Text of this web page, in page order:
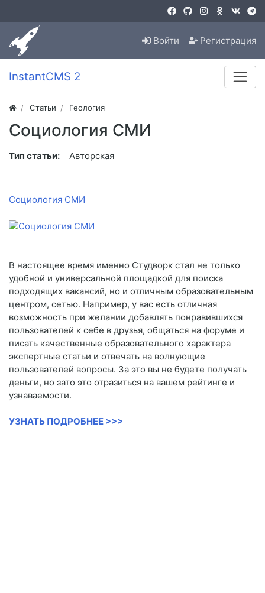
Войти Регистрация
InstantCMS 2
Статьи Геология
Социология СМИ
Тип статьи: Авторская
Социология СМИ
В настоящее время именно Студворк стал не только
удобной и универсальной площадкой для поиска
подходящих вакансий, но и отличным образовательным
центром, сетью. Например, у вас есть отличная
возможность при желании добавлять понравившихся
пользователей к себе в друзья, общаться на форуме и
писать качественные образовательного характера
экспертные статьи и отвечать на волнующие
пользователей вопросы. За это вы не будете получать
деньги, но зато это отразиться на вашем рейтинге и
узнаваемости.
УЗНАТЬ ПОДРОБНЕЕ >>>